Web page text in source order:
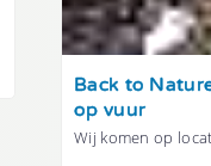
Tonen
Back to
op vuur
Wij komen op